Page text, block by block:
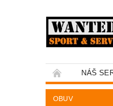
NÁŠ
OBUV